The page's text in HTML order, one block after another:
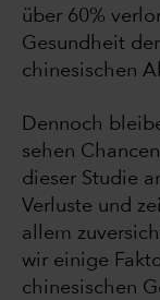
über 60%
Gesundheit
chinesischen
Dennoch
sehen
dieser Studie
Verluste und
allem
wir einige
chinesischen